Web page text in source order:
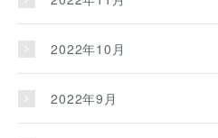
2022年10月
2022年9月